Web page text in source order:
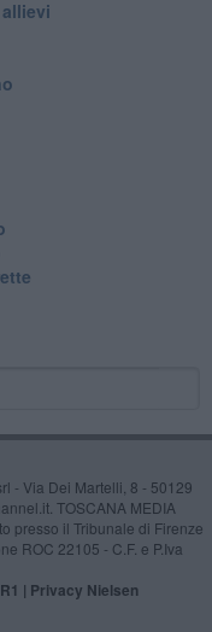
- Via Dei Martelli, 8 - 50129
TOSCANA MEDIA
presso il Tribunale di Firenze
ROC 22105 - C.F. e P.Iva
| Privacy Nielsen